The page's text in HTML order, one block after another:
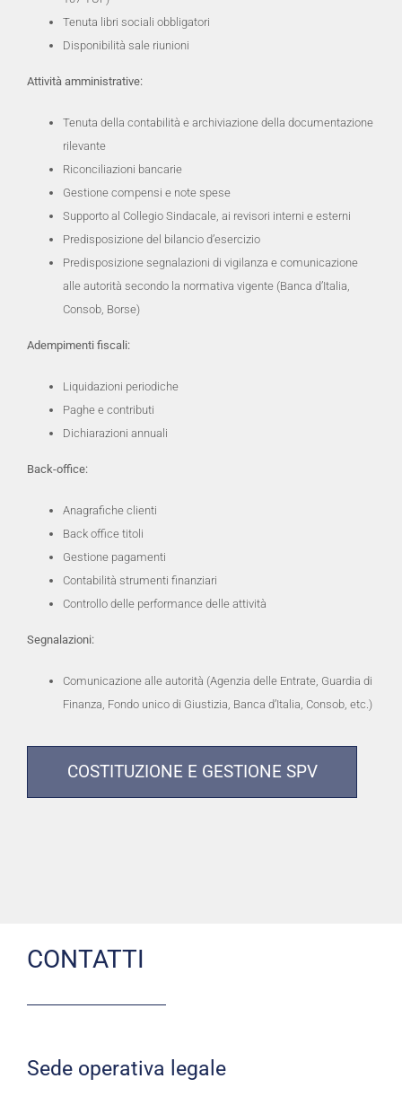
Tenuta libri sociali obbligatori
Disponibilità sale riunioni
Attività amministrative:
Tenuta della contabilità e archiviazione della documentazione
rilevante
Riconciliazioni bancarie
Gestione compensi e note spese
Supporto al Collegio Sindacale, ai revisori interni e esterni
Predisposizione del bilancio d’esercizio
Predisposizione segnalazioni di vigilanza e comunicazione
alle autorità secondo la normativa vigente (Banca d’Italia,
Consob, Borse)
Adempimenti fiscali:
Liquidazioni periodiche
Paghe e contributi
Dichiarazioni annuali
Back-office:
Anagrafiche clienti
Back office titoli
Gestione pagamenti
Contabilità strumenti finanziari
Controllo delle performance delle attività
Segnalazioni:
Comunicazione alle autorità (Agenzia delle Entrate, Guardia di
Finanza, Fondo unico di Giustizia, Banca d’Italia, Consob, etc.)
COSTITUZIONE E GESTIONE SPV
CONTATTI
Sede operativa legale